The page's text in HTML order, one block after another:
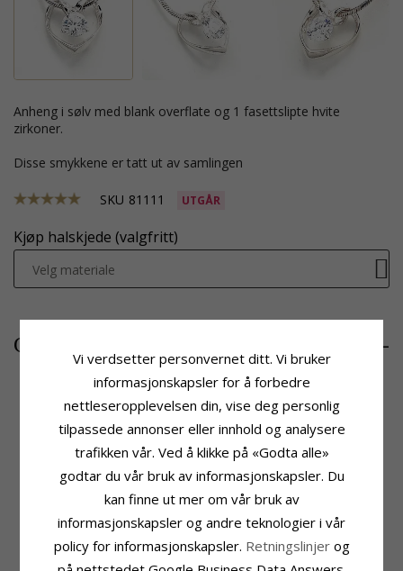
anheng i sølv med blank overflate og 1 fasettslipte hvite
zirkoner.
Disse smykkene er tatt ut av samlingen
SKU 81111 UTGÅR
Kjøp halskjede (valgfritt)
Velg materiale
CHANTI-pris 289,-
Produktinformasjon
Anheng
Overflate:Blank
Stein
Antall:
Sliping:
Farge: Hvit
Stein: Zirkon
Fatning
Høyde:18,1 mm
Bredde: 18,4 mm
Leveringstid
Leveringstid:Ca. 5-10 Hverdager
Vi verdsetter personvernet ditt. Vi bruker
informasjonskapsler for å forbedre
nettleseropplevelsen din, vise deg personlig
tilpassede annonser eller innhold og analysere
trafikken vår. Ved å klikke på «Godta alle»
godtar du vår bruk av informasjonskapsler. Du
kan finne ut mer om vår bruk av
informasjonskapsler og andre teknologier i vår
policy for informasjonskapsler. Retningslinjer og